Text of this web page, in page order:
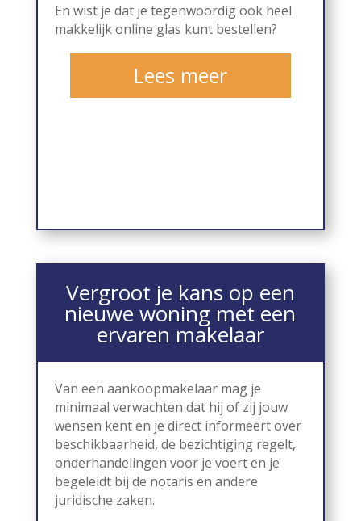
En wist je dat je tegenwoordig ook heel
makkelijk online glas kunt bestellen?
Lees meer
Vergroot je kans op een
nieuwe woning met een
ervaren makelaar
Van een aankoopmakelaar mag je
minimaal verwachten dat hij of zij jouw
wensen kent en je direct informeert over
beschikbaarheid, de bezichtiging regelt,
onderhandelingen voor je voert en je
begeleidt bij de notaris en andere
juridische zaken.